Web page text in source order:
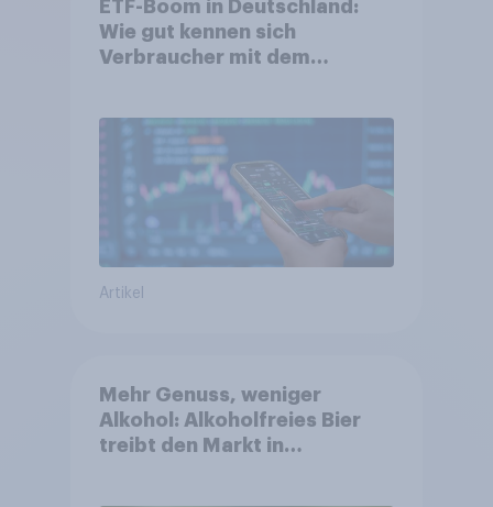
ETF-Boom in Deutschland:
Wie gut kennen sich
Verbraucher mit dem
Artikel
Mehr Genuss, weniger
Alkohol: Alkoholfreies Bier
treibt den Markt in